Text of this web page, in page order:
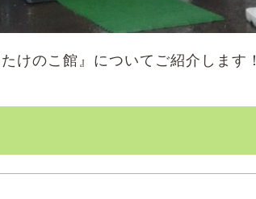
けのこ館』についてご紹介します！